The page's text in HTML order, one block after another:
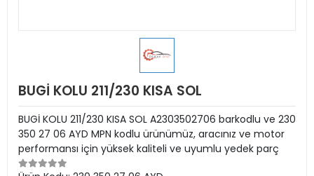
BUGİ KOLU 211/230 KISA SOL
BUGİ KOLU 211/230 KISA SOL A2303502706 barkodlu ve 230
350 27 06 AYD MPN kodlu ürünümüz, aracınız ve motor
performansı için yüksek kaliteli ve uyumlu yedek parç